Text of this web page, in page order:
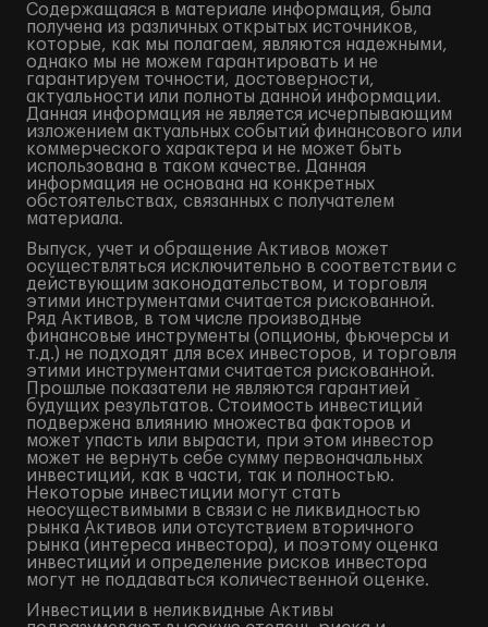
Содержащаяся в материале информация, была
получена из различных открытых источников,
которые, как мы полагаем, являются надежными,
однако мы не можем гарантировать и не
гарантируем точности, достоверности,
актуальности или полноты данной информации.
Данная информация не является исчерпывающим
изложением актуальных событий финансового или
коммерческого характера и не может быть
использована в таком качестве. Данная
информация не основана на конкретных
обстоятельствах, связанных с получателем
материала.
Выпуск, учет и обращение Активов может
осуществляться исключительно в соответствии с
действующим законодательством, и торговля
этими инструментами считается рискованной.
Ряд Активов, в том числе производные
финансовые инструменты (опционы, фьючерсы и
т.д.) не подходят для всех инвесторов, и торговля
этими инструментами считается рискованной.
Прошлые показатели не являются гарантией
будущих результатов. Стоимость инвестиций
подвержена влиянию множества факторов и
может упасть или вырасти, при этом инвестор
может не вернуть себе сумму первоначальных
инвестиций, как в части, так и полностью.
Некоторые инвестиции могут стать
неосуществимыми в связи с не ликвидностью
рынка Активов или отсутствием вторичного
рынка (интереса инвестора), и поэтому оценка
инвестиций и определение рисков инвестора
могут не поддаваться количественной оценке.
Инвестиции в неликвидные Активы